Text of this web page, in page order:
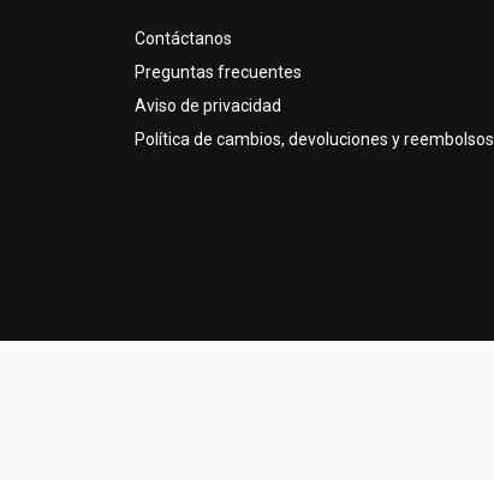
Contáctanos
Preguntas frecuentes
Aviso de privacidad
Política de cambios, devoluciones y reembolsos